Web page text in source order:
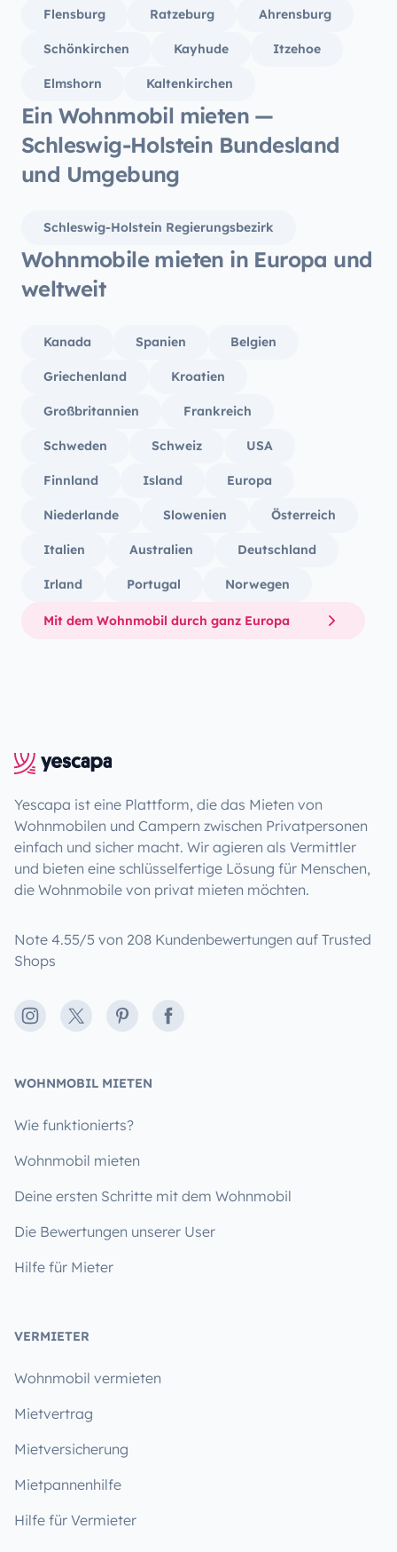
Flensburg Ratzeburg Ahrensburg
Schönkirchen Kayhude Itzehoe
Elmshorn Kaltenkirchen
Ein Wohnmobil mieten —
Schleswig-Holstein Bundesland
und Umgebung
Schleswig-Holstein Regierungsbezirk
Wohnmobile mieten in Europa und
weltweit
Kanada Spanien Belgien
Griechenland Kroatien
Großbritannien Frankreich
Schweden Schweiz USA
Finnland Island Europa
Niederlande Slowenien Österreich
Italien Australien Deutschland
Irland Portugal Norwegen
Mit dem Wohnmobil durch ganz Europa
Yescapa ist eine Plattform, die das Mieten von
Wohnmobilen und Campern zwischen Privatpersonen
einfach und sicher macht. Wir agieren als Vermittler
und bieten eine schlüsselfertige Lösung für Menschen,
die Wohnmobile von privat mieten möchten.
Note 4.55/5 von 208 Kundenbewertungen auf Trusted
Shops
Instagram
X PinterestFacebook
WOHNMOBIL MIETEN
Wie funktionierts?
Wohnmobil mieten
Deine ersten Schritte mit dem Wohnmobil
Die Bewertungen unserer User
Hilfe für Mieter
VERMIETER
Wohnmobil vermieten
Mietvertrag
Mietversicherung
Mietpannenhilfe
Hilfe für Vermieter